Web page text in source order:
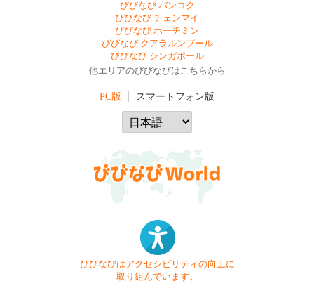
びびなび バンコク
びびなび チェンマイ
びびなび ホーチミン
びびなび クアラルンプール
びびなび シンガポール
他エリアのびびなびはこちらから
PC版 スマートフォン版
びびなびはアクセシビリティの向上に
取り組んでいます。